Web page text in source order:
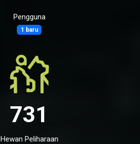
Pengguna
1 baru
731
Hewan Peliharaan